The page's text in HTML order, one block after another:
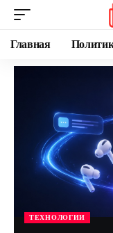
Главная
ТЕХНОЛОГИИ